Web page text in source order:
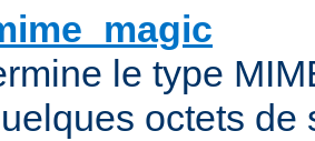
le type
octets de